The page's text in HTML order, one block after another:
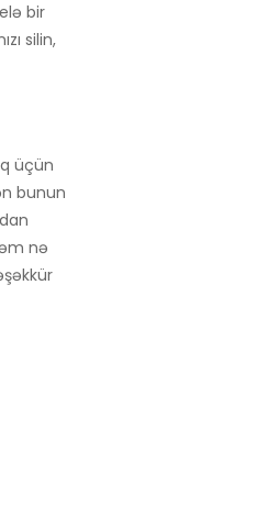
bir
silin,
üçün
bunun
nə